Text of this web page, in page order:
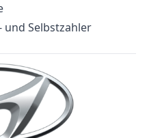
Selbstzahler